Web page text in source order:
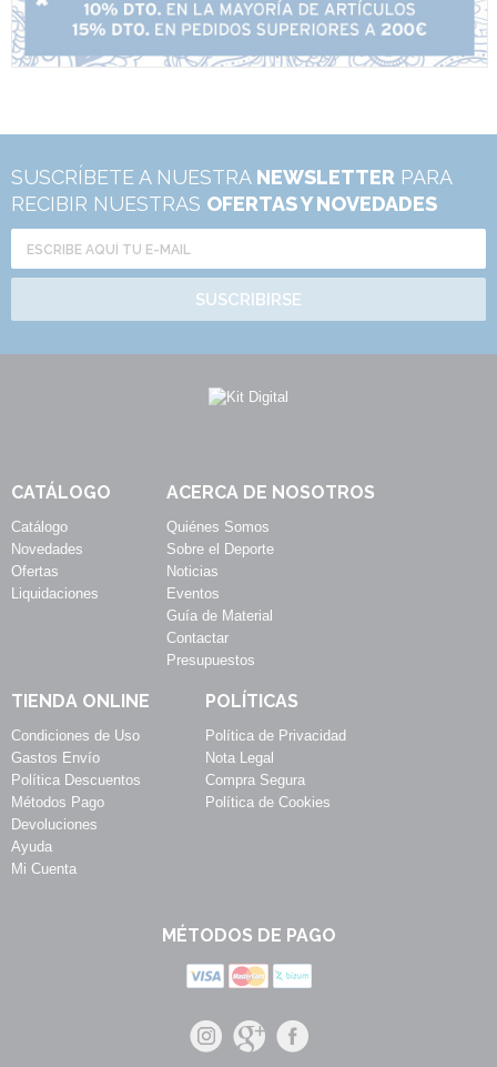
SUSCRÍBETE A NUESTRA NEWSLETTER PARA
RECIBIR NUESTRAS OFERTAS Y NOVEDADES
SUSCRIBIRSE
CATÁLOGO
Catálogo
Novedades
Ofertas
Liquidaciones
ACERCA DE NOSOTROS
Quiénes Somos
Sobre el Deporte
Noticias
Eventos
Guía de Material
Contactar
Presupuestos
TIENDA ONLINE
Condiciones de Uso
Gastos Envío
Política Descuentos
Métodos Pago
Devoluciones
Ayuda
Mi Cuenta
POLÍTICAS
Política de Privacidad
Nota Legal
Compra Segura
Política de Cookies
MÉTODOS DE PAGO